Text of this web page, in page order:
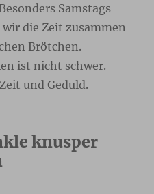
Samstags
die Zeit zusammen
Brötchen.
ist nicht schwer.
und Geduld.
knusper